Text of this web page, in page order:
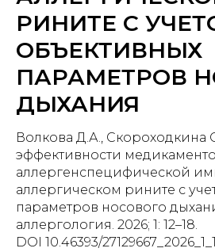
РИНИТЕ С
ОБЪЕКТИВНЫХ
ПАРАМЕТРОВ
ДЫХАНИЯ
Волкова Д.А., Скороходкина
эффективности
аллергенспецифической
аллергическом рините с
параметров носового
аллергология. 2026; 1: 12–18.
DOI 10.46393/